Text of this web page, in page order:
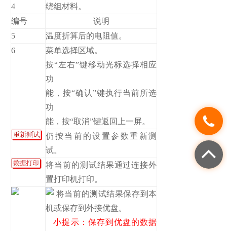
4
绕组材料。
编号
说明
5
温度折算后的电阻值。
6
菜单选择区域。
按“左右”键移动光标选择相应
功
能，按“确认”键执行当前所选
功
能，按“取消”键返回上一屏。
仍按当前的设置参数重新测
试。
将当前的测试结果通过连接外
置打印机打印。
将当前的测试结果保存到本
机或保存到外接优盘。
小提示：保存到优盘的数据